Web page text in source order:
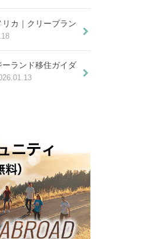
ヒル生活が
選
得の注意点
料金システ
！
カ｜クリーブラン
ランド移住ガイダ